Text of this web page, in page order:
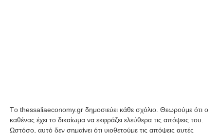
Tο thessaliaeconomy.gr δημοσιεύει κάθε σχόλιο. Θεωρούμε ότι ο
καθένας έχει το δικαίωμα να εκφράζει ελεύθερα τις απόψεις του.
Ωστόσο, αυτό δεν σημαίνει ότι υιοθετούμε τις απόψεις αυτές